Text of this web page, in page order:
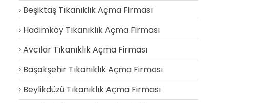
Beşiktaş Tıkanıklık Açma Firması
Hadımköy Tıkanıklık Açma Firması
Avcılar Tıkanıklık Açma Firması
Başakşehir Tıkanıklık Açma Firması
Beylikdüzü Tıkanıklık Açma Firması